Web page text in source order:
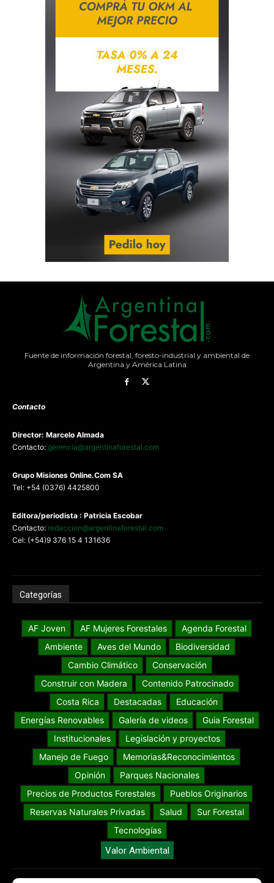
Fuente de información forestal, foresto-industrial y ambiental de
Argentina y América Latina
Contacto
Director: Marcelo Almada
Contacto: gerencia@argentinaforestal.com
Grupo Misiones Online.Com SA
Tel: +54 (0376) 4425800
Editora/periodista : Patricia Escobar
Contacto: redaccion@argentinaforestal.com
Cel: (+54)9 376 15 4 131636
Categorías
AF Joven AF Mujeres Forestales
Agenda Forestal
Ambiente
Aves del Mundo
Biodiversidad
Cambio Climático
Conservación
Construir con Madera
Contenido Patrocinado
Costa Rica
Destacadas
Educación
Energías Renovables
Galería de videos
Guia Forestal
Institucionales
Legislación y proyectos
Manejo de Fuego
Memorias&Reconocimientos
Opinión
Parques Nacionales
Precios de Productos Forestales
Pueblos Originarios
Reservas Naturales Privadas
Salud
Sur Forestal
Tecnologías
Valor Ambiental